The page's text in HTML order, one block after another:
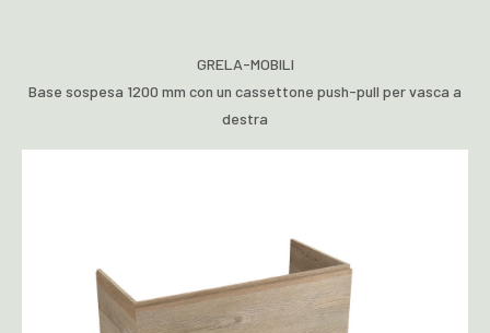
GRELA-MOBILI
Base sospesa 1200 mm con un cassettone push-pull per vasca a
destra